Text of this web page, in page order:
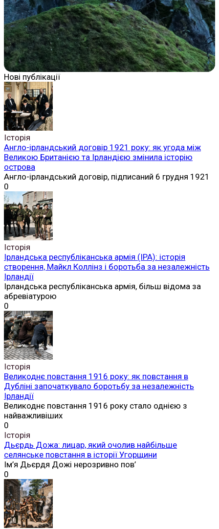
Нові публікації
Історія
Англо-ірландський договір 1921 року: як угода між
Великою Британією та Ірландією змінила історію
острова
Англо-ірландський договір, підписаний 6 грудня 1921
0
Історія
Ірландська республіканська армія (ІРА): історія
створення, Майкл Коллінз і боротьба за незалежність
Ірландії
Ірландська республіканська армія, більш відома за
абревіатурою
0
Історія
Великоднє повстання 1916 року: як повстання в
Дубліні започаткувало боротьбу за незалежність
Ірландії
Великоднє повстання 1916 року стало однією з
найважливіших
0
Історія
Дьєрдь Дожа: лицар, який очолив найбільше
селянське повстання в історії Угорщини
Ім’я Дьєрдя Дожі нерозривно пов’
0